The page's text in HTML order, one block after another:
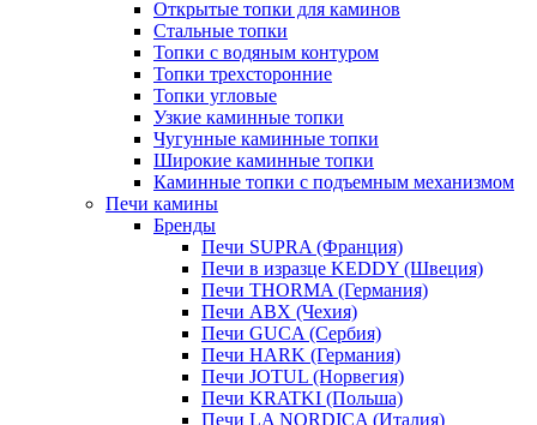
Открытые топки для каминов
Стальные топки
Топки с водяным контуром
Топки трехсторонние
Топки угловые
Узкие каминные топки
Чугунные каминные топки
Широкие каминные топки
Каминные топки с подъемным механизмом
Печи камины
Бренды
Печи SUPRA (Франция)
Печи в изразце KEDDY (Швеция)
Печи THORMA (Германия)
Печи ABX (Чехия)
Печи GUCA (Сербия)
Печи HARK (Германия)
Печи JOTUL (Норвегия)
Печи KRATKI (Польша)
Печи LA NORDICA (Италия)